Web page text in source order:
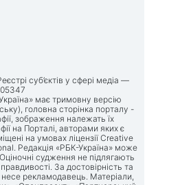
суб’єктів у сфері медіа —
має тримовну версію
головна сторінка порталу -
зображення належать їх
на Порталі, авторами яких є
на умовах ліцензії Creative
Редакція «РБК-Україна» може
судження не підлягають
За достовірність та
несе рекламодавець. Матеріали,